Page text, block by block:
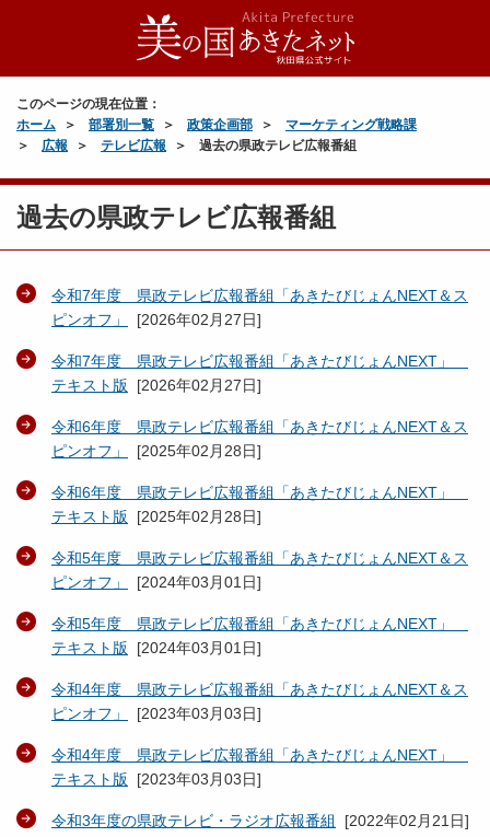
このページの現在位置：
ホーム
部署別一覧 政策企画部
マーケティング戦略課
広報
テレビ広報 過去の県政テレビ広報番組
過去の県政テレビ広報番組
令和7年度 県政テレビ広報番組「あきたびじょんNEXT＆ス
ピンオフ」
[2026年02月27日]
令和7年度 県政テレビ広報番組「あきたびじょんNEXT」
テキスト版 [2026年02月27日]
令和6年度 県政テレビ広報番組「あきたびじょんNEXT＆ス
ピンオフ」
[2025年02月28日]
令和6年度 県政テレビ広報番組「あきたびじょんNEXT」
テキスト版 [2025年02月28日]
令和5年度 県政テレビ広報番組「あきたびじょんNEXT＆ス
ピンオフ」
[2024年03月01日]
令和5年度 県政テレビ広報番組「あきたびじょんNEXT」
テキスト版 [2024年03月01日]
令和4年度 県政テレビ広報番組「あきたびじょんNEXT＆ス
ピンオフ」
[2023年03月03日]
令和4年度 県政テレビ広報番組「あきたびじょんNEXT」
テキスト版 [2023年03月03日]
令和3年度の県政テレビ・ラジオ広報番組 [2022年02月21日]